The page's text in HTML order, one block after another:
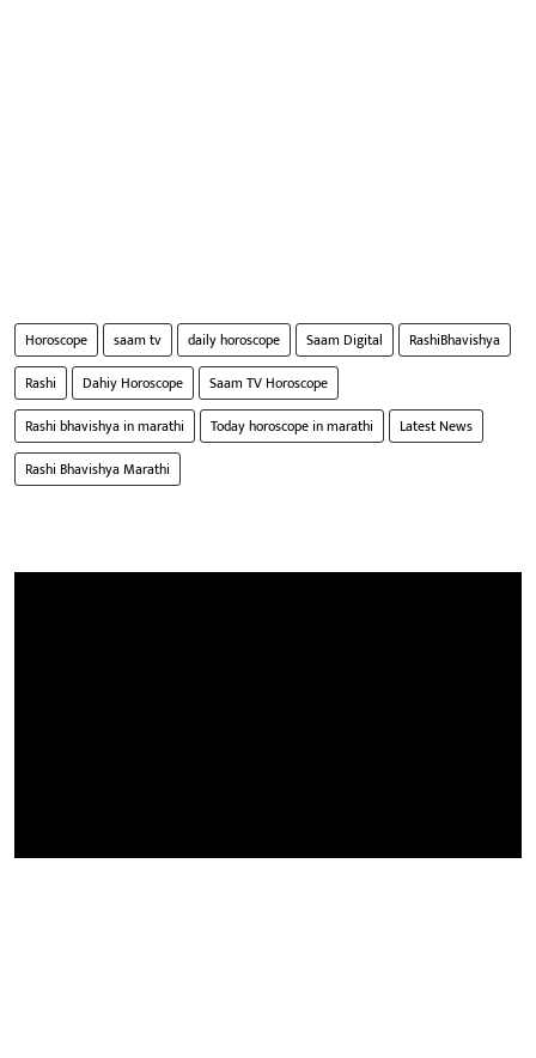
Horoscope saam tv daily horoscope Saam Digital
RashiBhavishya
Rashi
Dahiy Horoscope
Saam TV Horoscope
Rashi bhavishya in marathi
Today horoscope in marathi
Latest News
Rashi Bhavishya Marathi